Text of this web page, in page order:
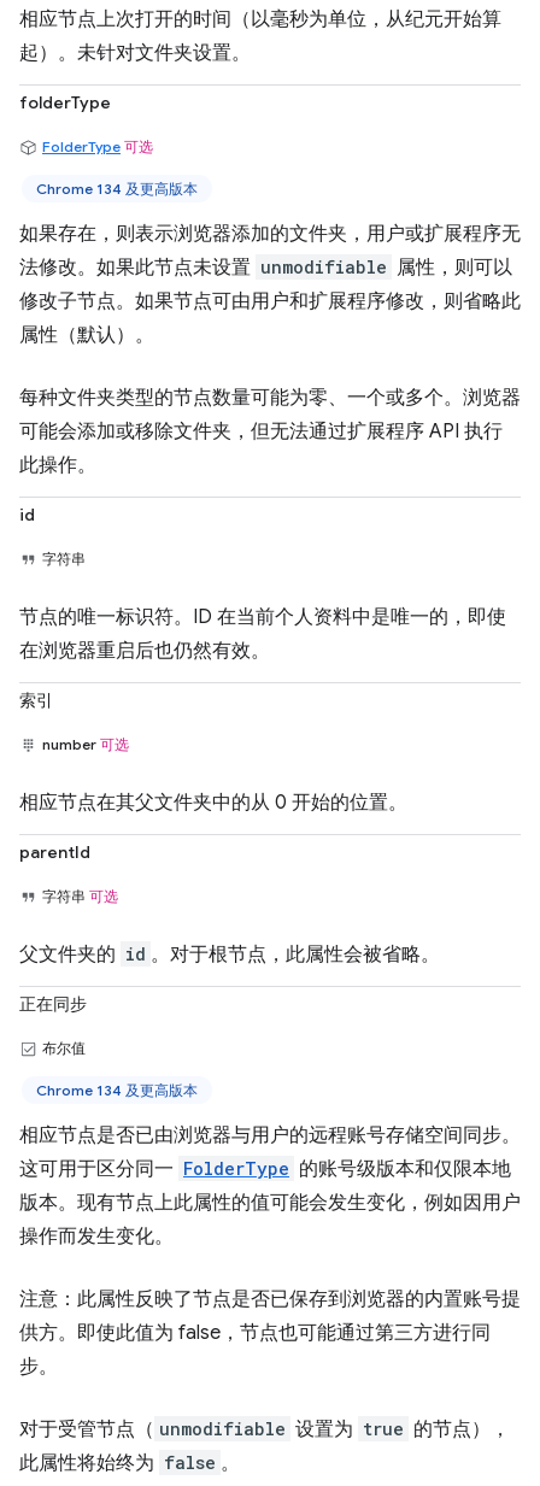
相应节点上次打开的时间（以毫秒为单位，从纪元开始算
起）。未针对文件夹设置。
folderType
FolderType 可选
Chrome 134 及更高版本
如果存在，则表示浏览器添加的文件夹，用户或扩展程序无
法修改。如果此节点未设置 unmodifiable 属性，则可以
修改子节点。如果节点可由用户和扩展程序修改，则省略此
属性（默认）。
每种文件夹类型的节点数量可能为零、一个或多个。浏览器
可能会添加或移除文件夹，但无法通过扩展程序 API 执行
此操作。
id
字符串
节点的唯一标识符。ID 在当前个人资料中是唯一的，即使
在浏览器重启后也仍然有效。
索引
number 可选
相应节点在其父文件夹中的从 0 开始的位置。
parentId
字符串 可选
父文件夹的 id 。对于根节点，此属性会被省略。
正在同步
布尔值
Chrome 134 及更高版本
相应节点是否已由浏览器与用户的远程账号存储空间同步。
这可用于区分同一 FolderType 的账号级版本和仅限本地
版本。现有节点上此属性的值可能会发生变化，例如因用户
操作而发生变化。
注意：此属性反映了节点是否已保存到浏览器的内置账号提
供方。即使此值为 false，节点也可能通过第三方进行同
步。
对于受管节点（ unmodifiable 设置为 true 的节点），
此属性将始终为 false 。